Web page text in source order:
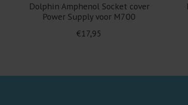
Dolphin Amphenol Socket cover
Power Supply voor M700
€17,95